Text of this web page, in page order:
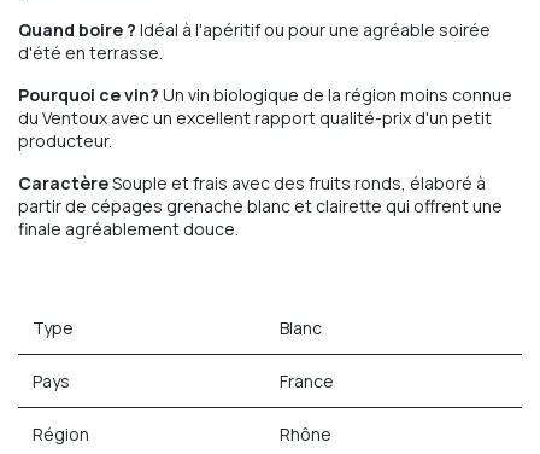
Quand boire ? Idéal à l'apéritif ou pour une agréable soirée
d'été en terrasse.
Pourquoi ce vin? Un vin biologique de la région moins connue
du Ventoux avec un excellent rapport qualité-prix d'un petit
producteur.
CaractèreSouple et frais avec des fruits ronds, élaboré à
partir de cépages grenache blanc et clairette qui offrent une
finale agréablement douce.
Type Blanc
Pays France
Région Rhône